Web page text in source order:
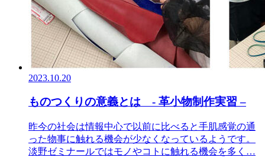
2023.10.20
ものつくりの意義とは - 革小物制作実習 –
昨今の社会は情報中心で以前に比べると手肌感覚の通
った物事に触れる機会が少なくなっているようです。
淡野ゼミナールではモノやコトに触れる機会を多く…